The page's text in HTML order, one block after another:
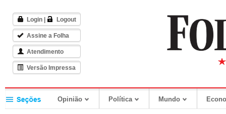
Login Logout
Assine a Folha
Atendimento
Versão Impressa
Opinião Política Mundo